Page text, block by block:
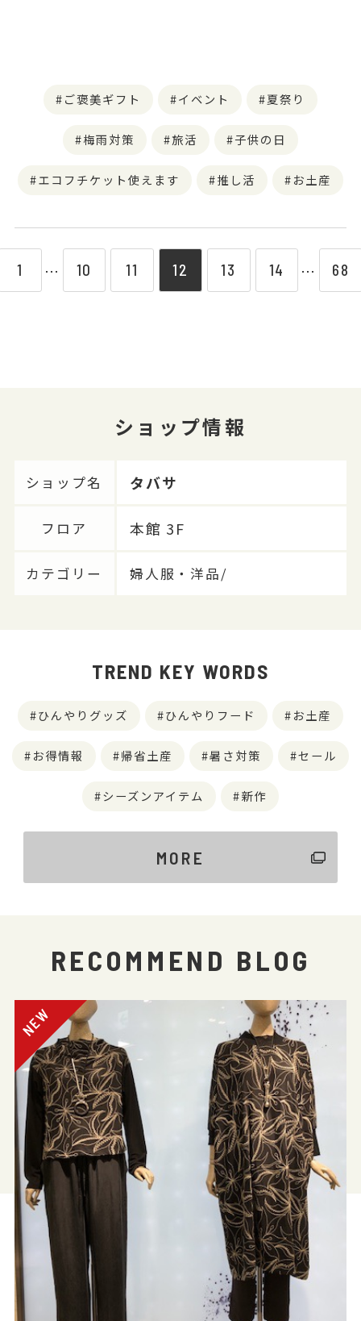
ご褒美ギフト イベント 夏祭り
梅雨対策 旅活 子供の日
エコフチケット使えます 推し活 お土産
1 ⋯ 10 11 12 13 14 ⋯ 68
ショップ情報
ショップ名 タバサ
フロア 本館 3F
カテゴリー 婦人服・洋品/
TREND KEY WORDS
ひんやりグッズ ひんやりフード お土産
お得情報 帰省土産 暑さ対策 セール
シーズンアイテム 新作
MORE
RECOMMEND BLOG